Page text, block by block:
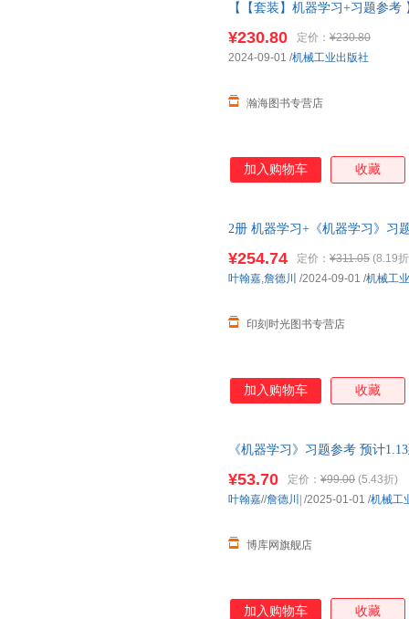
【【套装】机器学习+习题参
¥230.80 定价： ¥230.80
瀚海图书专营店
2024-09-01 /机械工业出版社
加入购物车 收藏
2册 机器学习+《机器学习》习
¥254.74 定价： ¥311.05 (8.19
印刻时光图书专营店
叶翰嘉,詹德川 /2024-09-01 /机械工
加入购物车 收藏
《机器学习》习题参考 预计
¥53.70 定价： ¥99.00 (5.43折)
博库网旗舰店
叶翰嘉//詹德川| /2025-01-01 /机械工
加入购物车 收藏